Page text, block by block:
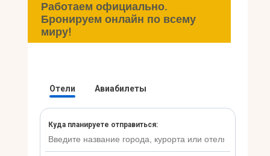
Инфо
Блог
Укр
Работаем официально.
Бронируем онлайн по всему
миру!